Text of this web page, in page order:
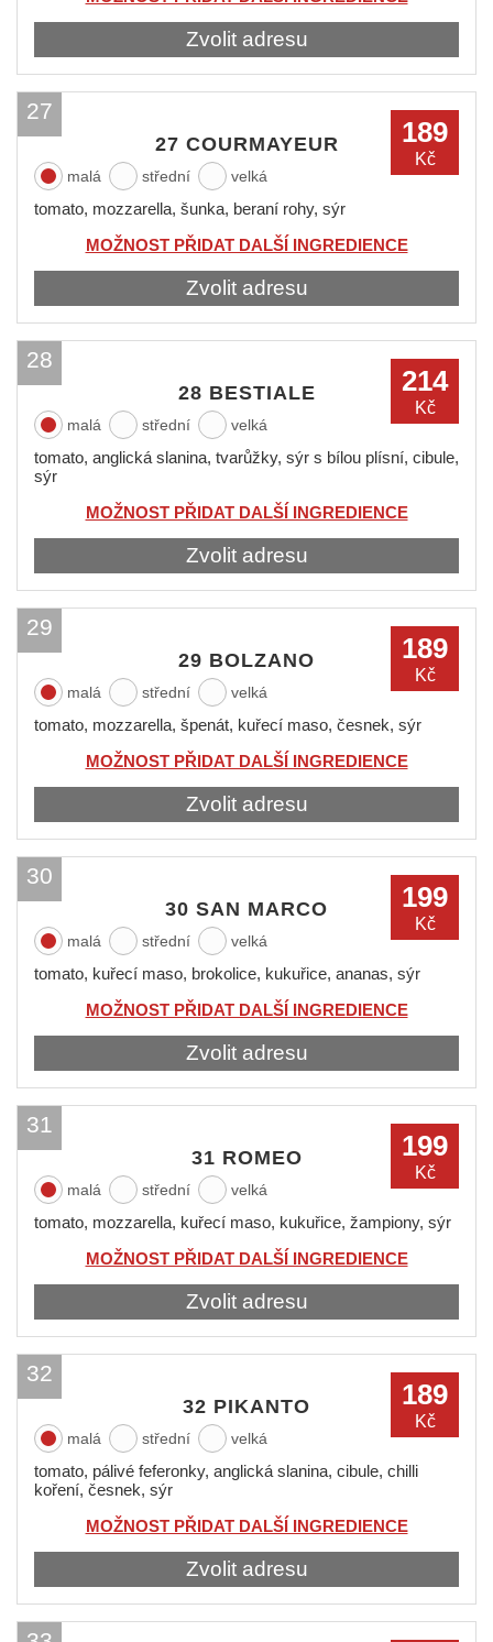
Zvolit adresu
189
Kč
27 COURMAYEUR
malá střední velká
tomato, mozzarella, šunka, beraní rohy, sýr
MOŽNOST PŘIDAT DALŠÍ INGREDIENCE
Zvolit adresu
27
214
Kč
28 BESTIALE
malá střední velká
tomato, anglická slanina, tvarůžky, sýr s bílou plísní, cibule,
sýr
MOŽNOST PŘIDAT DALŠÍ INGREDIENCE
Zvolit adresu
28
189
Kč
29 BOLZANO
malá střední velká
tomato, mozzarella, špenát, kuřecí maso, česnek, sýr
MOŽNOST PŘIDAT DALŠÍ INGREDIENCE
Zvolit adresu
29
199
Kč
30 SAN MARCO
malá střední velká
tomato, kuřecí maso, brokolice, kukuřice, ananas, sýr
MOŽNOST PŘIDAT DALŠÍ INGREDIENCE
Zvolit adresu
30
199
Kč
31 ROMEO
malá střední velká
tomato, mozzarella, kuřecí maso, kukuřice, žampiony, sýr
MOŽNOST PŘIDAT DALŠÍ INGREDIENCE
Zvolit adresu
31
189
Kč
32 PIKANTO
malá střední velká
tomato, pálivé feferonky, anglická slanina, cibule, chilli
koření, česnek, sýr
MOŽNOST PŘIDAT DALŠÍ INGREDIENCE
Zvolit adresu
32